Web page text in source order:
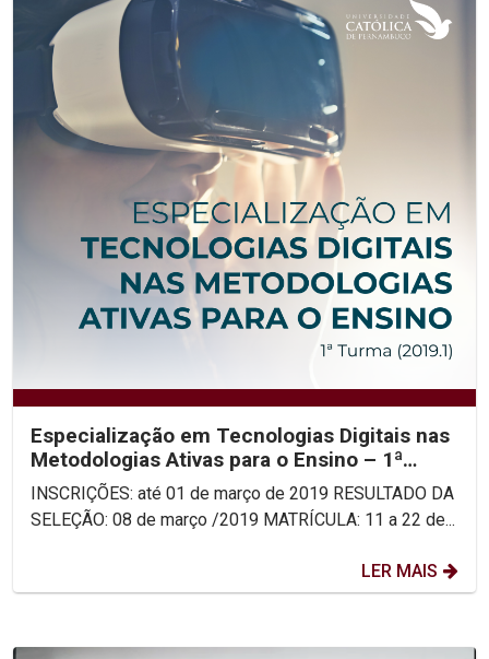
Especialização em Tecnologias Digitais nas
Metodologias Ativas para o Ensino – 1ª
turma
INSCRIÇÕES: até 01 de março de 2019 RESULTADO DA
SELEÇÃO: 08 de março /2019 MATRÍCULA: 11 a 22 de...
LER MAIS